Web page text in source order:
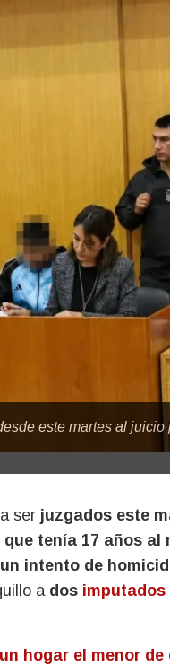
este martes al
ser juzgados este
tenía 17 años al
un intento de
a dos imputados
hogar el menor